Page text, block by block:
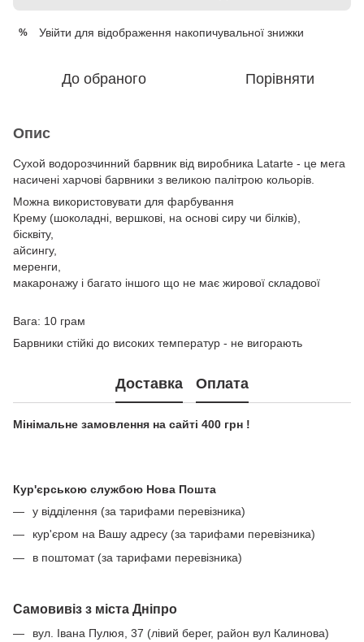
% Увійти для відображення накопичувальної знижки
До обраного Порівняти
Опис
Сухой водорозчинний барвник від виробника Latarte - це мега
насичені харчові барвники з великою палітрою кольорів.
Можна використовувати для фарбування
Крему (шоколадні, вершкові, на основі сиру чи білків),
бісквіту,
айсингу,
меренги,
макаронажу і багато іншого що не має жирової складової
Вага: 10 грам
Барвники стійкі до високих температур - не вигорають
Доставка Оплата
Мінімальне замовлення на сайті 400 грн !
Кур'єрською службою Нова Пошта
у відділення (за тарифами перевізника)
кур'єром на Вашу адресу (за тарифами перевізника)
в поштомат (за тарифами перевізника)
Самовивіз з міста Дніпро
вул. Івана Пулюя, 37 (лівий берег, район вул Калинова)